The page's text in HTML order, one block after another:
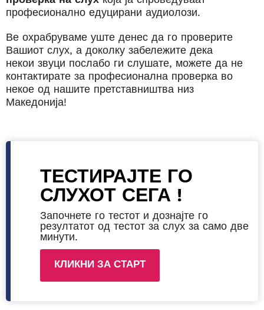
професионално едуцирани аудиолози.
Ве охрабруваме уште денес да го проверите
Вашиот слух, а доколку забележите дека
некои звуци послабо ги слушате, можете да не
контактирате за професионална проверка во
некое од нашите претставништва низ
Македонија!
ТЕСТИРАЈТЕ ГО
СЛУХОТ СЕГА !
Започнете го тестот и дознајте го
резултатот од тестот за слух за само две
минути.
КЛИКНИ ЗА СТАРТ